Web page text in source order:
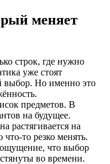
меняет
строк, где нужно
уже стоят
выбор. Но именно это
предметов. В
на будущее.
растягивается на
то резко менять.
что выбор
во времени.